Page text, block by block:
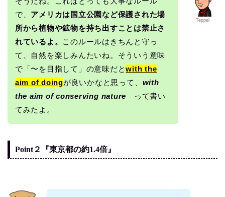
Teppei
で、 アメリカは国立公園など保護された場
所から植物や鉱物を持ち出すことは禁止さ
れているよ。 このルールはきちんと守っ
て、自然を楽しみんたいね。そういう意味
で「〜を目指して」の意味だとwith the
aim of doingが良いかなと思って、 with
the aim of conserving nature
って書い
てみたよ。
Point２『東京都の約1.4倍』